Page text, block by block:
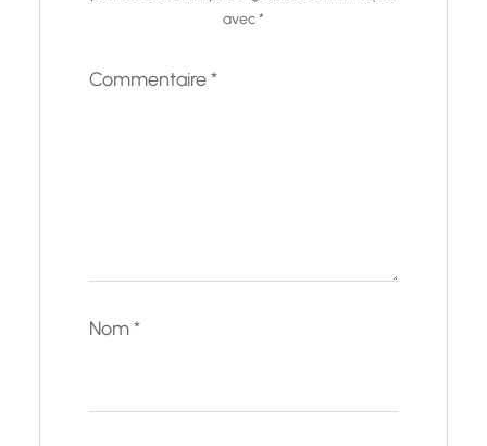
avec*
Commentaire*
Nom*